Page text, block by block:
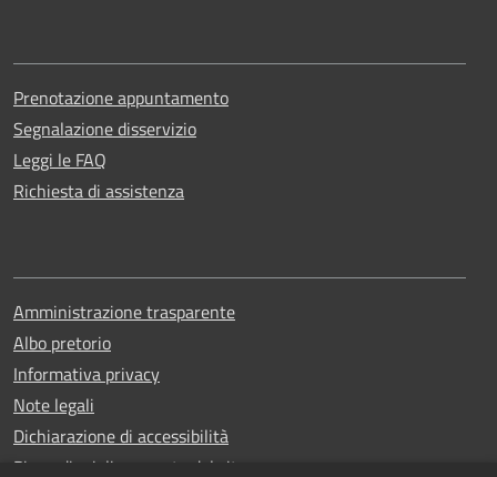
Prenotazione appuntamento
Segnalazione disservizio
Leggi le FAQ
Richiesta di assistenza
Amministrazione trasparente
Albo pretorio
Informativa privacy
Note legali
Dichiarazione di accessibilità
Piano di miglioramento del sito